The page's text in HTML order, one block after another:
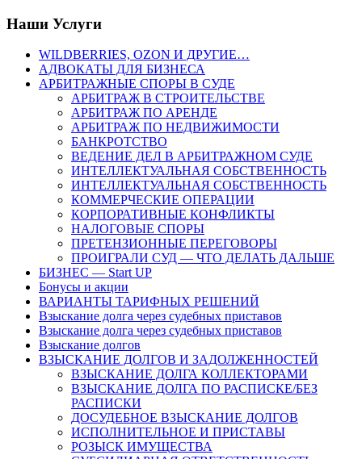
Наши Услуги
WILDBERRIES, OZON И ДРУГИЕ…
АДВОКАТЫ ДЛЯ БИЗНЕСА
АРБИТРАЖНЫЕ СПОРЫ В СУДЕ
АРБИТРАЖ В СТРОИТЕЛЬСТВЕ
АРБИТРАЖ ПО АРЕНДЕ
АРБИТРАЖ ПО НЕДВИЖИМОСТИ
БАНКРОТСТВО
ВЕДЕНИЕ ДЕЛ В АРБИТРАЖНОМ СУДЕ
ИНТЕЛЛЕКТУАЛЬНАЯ СОБСТВЕННОСТЬ
ИНТЕЛЛЕКТУАЛЬНАЯ СОБСТВЕННОСТЬ
КОММЕРЧЕСКИЕ ОПЕРАЦИИ
КОРПОРАТИВНЫЕ КОНФЛИКТЫ
НАЛОГОВЫЕ СПОРЫ
ПРЕТЕНЗИОННЫЕ ПЕРЕГОВОРЫ
ПРОИГРАЛИ СУД — ЧТО ДЕЛАТЬ ДАЛЬШЕ
БИЗНЕС — Start UP
Бонусы и акции
ВАРИАНТЫ ТАРИФНЫХ РЕШЕНИЙ
Взыскание долга через судебных приставов
Взыскание долга через судебных приставов
Взыскание долгов
ВЗЫСКАНИЕ ДОЛГОВ И ЗАДОЛЖЕННОСТЕЙ
ВЗЫСКАНИЕ ДОЛГА КОЛЛЕКТОРАМИ
ВЗЫСКАНИЕ ДОЛГА ПО РАСПИСКЕ/БЕЗ
РАСПИСКИ
ДОСУДЕБНОЕ ВЗЫСКАНИЕ ДОЛГОВ
ИСПОЛНИТЕЛЬНОЕ И ПРИСТАВЫ
РОЗЫСК ИМУЩЕСТВА